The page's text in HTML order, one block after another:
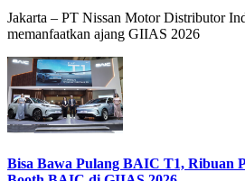
Jakarta – PT Nissan Motor Distributor
memanfaatkan ajang GIIAS 2026
Bisa Bawa Pulang BAIC T1, Ribuan